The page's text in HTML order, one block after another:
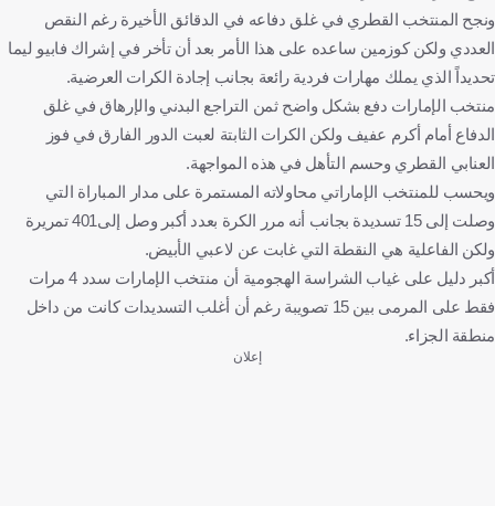
ونجح المنتخب القطري في غلق دفاعه في الدقائق الأخيرة رغم النقص
العددي ولكن كوزمين ساعده على هذا الأمر بعد أن تأخر في إشراك فابيو ليما
تحديداً الذي يملك مهارات فردية رائعة بجانب إجادة الكرات العرضية.
منتخب الإمارات دفع بشكل واضح ثمن التراجع البدني والإرهاق في غلق
الدفاع أمام أكرم عفيف ولكن الكرات الثابتة لعبت الدور الفارق في فوز
العنابي القطري وحسم التأهل في هذه المواجهة.
ويحسب للمنتخب الإماراتي محاولاته المستمرة على مدار المباراة التي
وصلت إلى 15 تسديدة بجانب أنه مرر الكرة بعدد أكبر وصل إلى401 تمريرة
ولكن الفاعلية هي النقطة التي غابت عن لاعبي الأبيض.
أكبر دليل على غياب الشراسة الهجومية أن منتخب الإمارات سدد 4 مرات
فقط على المرمى بين 15 تصويبة رغم أن أغلب التسديدات كانت من داخل
منطقة الجزاء.
إعلان